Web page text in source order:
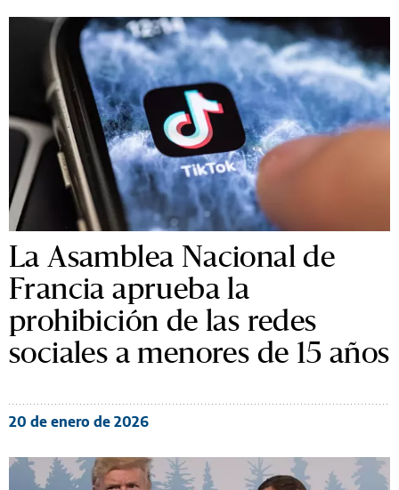
La Asamblea Nacional de
Francia aprueba la
prohibición de las redes
sociales a menores de 15 años
20 de enero de 2026